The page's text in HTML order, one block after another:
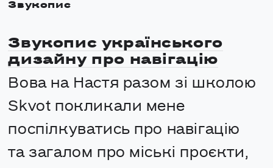
Звукопис
Звукопис українського
дизайну про навігацію
Вова на Настя разом зі школою
Skvot покликали мене
поспілкуватись про навігацію
та загалом про міські проєкти,